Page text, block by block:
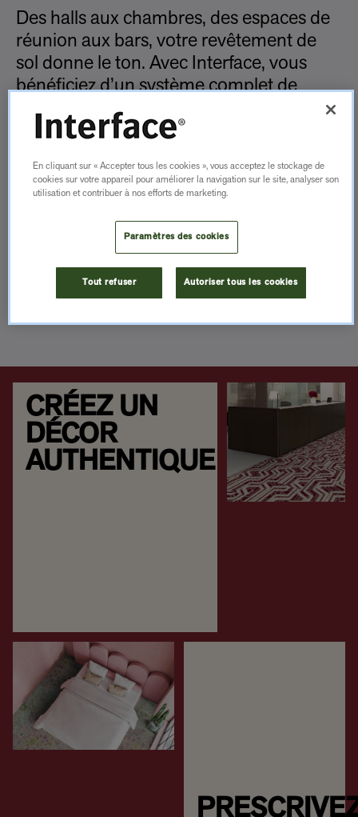
Des halls aux chambres, des espaces de
réunion aux bars, votre revêtement de
sol donne le ton. Avec Interface, vous
bénéficiez d’un système complet de
dalles de moquette, de sols LVT et de
revêtements en caoutchouc nora®,
L’HÔTELLERIE
VOIR LA GALERIE DE PROJETS
CRÉEZ UN
DÉCOR
AUTHENTIQUE
En cliquant sur « Accepter tous les cookies », vous acceptez le stockage de
cookies sur votre appareil pour améliorer la navigation sur le site, analyser son
utilisation et contribuer à nos efforts de marketing.
Paramètres des cookies
Tout refuser Autoriser tous les cookies